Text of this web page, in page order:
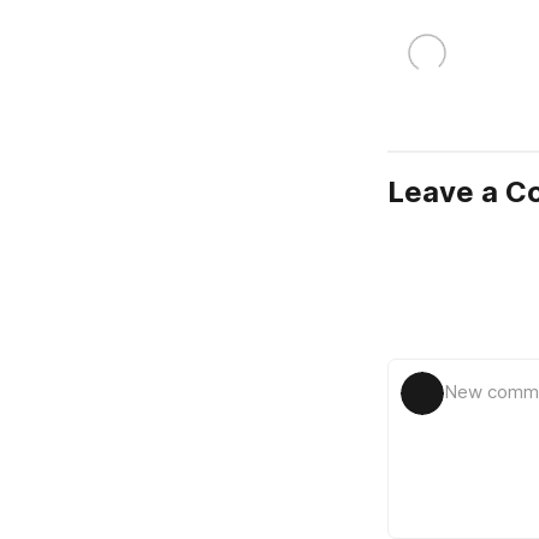
Leave a